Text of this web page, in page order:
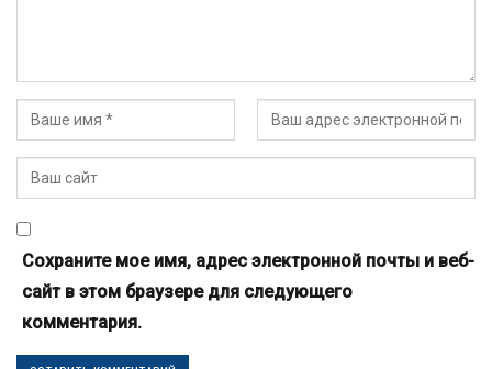
Сохраните мое имя, адрес электронной почты и веб-
сайт в этом браузере для следующего
комментария.